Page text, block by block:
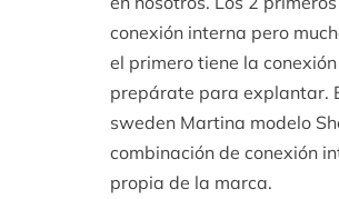
conexión interna pero
el primero tiene la
prepárate para explantar.
sweden Martina modelo
combinación de conexión
propia de la marca.